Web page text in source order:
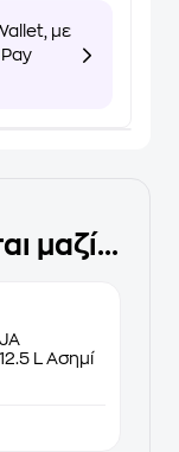
με
μαζί...
L Ασημί